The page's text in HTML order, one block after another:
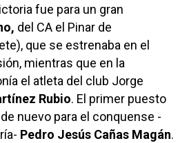
fue para un gran
del CA el Pinar de
que se estrenaba en el
mientras que en la
el atleta del club Jorge
Rubio. El primer puesto
nuevo para el conquense -
Pedro Jesús Cañas Magán.